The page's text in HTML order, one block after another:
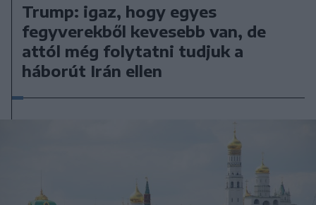
Trump: igaz, hogy egyes
fegyverekből kevesebb van, de
attól még folytatni tudjuk a
háborút Irán ellen